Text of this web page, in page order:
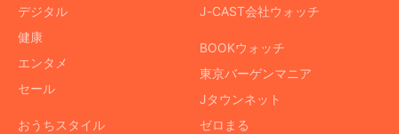
デジタル
健康
エンタメ
セール
おうちスタイル
J-CAST会社ウォッチ
BOOKウォッチ
東京バーゲンマニア
Jタウンネット
ゼロまる